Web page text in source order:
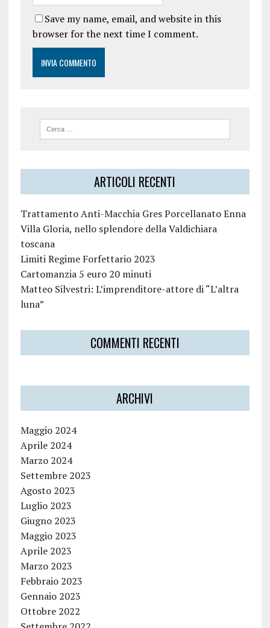
Save my name, email, and website in this
browser for the next time I comment.
ARTICOLI RECENTI
Trattamento Anti-Macchia Gres Porcellanato Enna
Villa Gloria, nello splendore della Valdichiara
toscana
Limiti Regime Forfettario 2023
Cartomanzia 5 euro 20 minuti
Matteo Silvestri: L’imprenditore-attore di “L’altra
luna”
COMMENTI RECENTI
ARCHIVI
Maggio 2024
Aprile 2024
Marzo 2024
Settembre 2023
Agosto 2023
Luglio 2023
Giugno 2023
Maggio 2023
Aprile 2023
Marzo 2023
Febbraio 2023
Gennaio 2023
Ottobre 2022